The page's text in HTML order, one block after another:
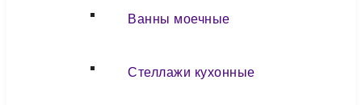
Ванны моечные
Стеллажи кухонные